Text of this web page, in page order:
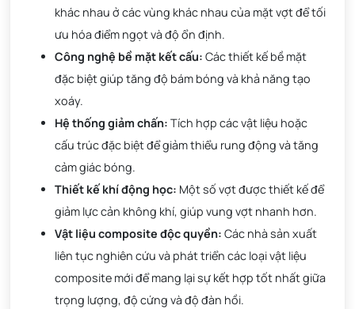
khác nhau ở các vùng khác nhau của mặt vợt để tối
ưu hóa điểm ngọt và độ ổn định.
Công nghệ bề mặt kết cấu: Các thiết kế bề mặt
đặc biệt giúp tăng độ bám bóng và khả năng tạo
xoáy.
Hệ thống giảm chấn: Tích hợp các vật liệu hoặc
cấu trúc đặc biệt để giảm thiểu rung động và tăng
cảm giác bóng.
Thiết kế khí động học: Một số vợt được thiết kế để
giảm lực cản không khí, giúp vung vợt nhanh hơn.
Vật liệu composite độc quyền: Các nhà sản xuất
liên tục nghiên cứu và phát triển các loại vật liệu
composite mới để mang lại sự kết hợp tốt nhất giữa
trọng lượng, độ cứng và độ đàn hồi.